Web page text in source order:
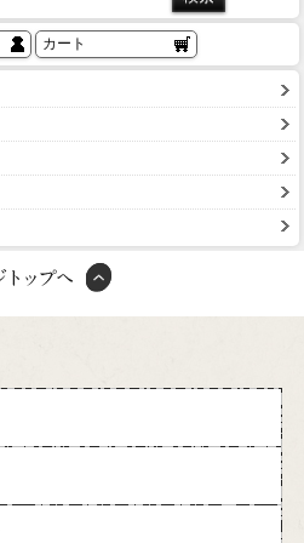
カート